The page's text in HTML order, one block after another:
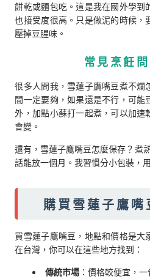
餅乾或麵包吃。這是我在國外學到
也接受度很高。只是做泥的時候，
壓掉豆腥味。
常見烹飪
很多人問我，雪蓮子鷹嘴豆煮不爛
間一定要夠，如果還是不行，可能
外，加點小蘇打一起煮，可以加速
會變。
還有，雪蓮子鷹嘴豆怎麼保存？煮
話能放一個月。我習慣分小包裝，
購買雪蓮子鷹嘴
買雪蓮子鷹嘴豆，地點和價格是大
在台灣，你可以在這些地方找到：
傳統市場：價格較便宜，